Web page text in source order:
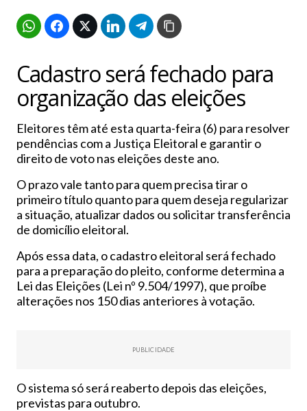
Cadastro será fechado para
organização das eleições
Eleitores têm até esta quarta-feira (6) para resolver
pendências com a Justiça Eleitoral e garantir o
direito de voto nas eleições deste ano.
O prazo vale tanto para quem precisa tirar o
primeiro título quanto para quem deseja regularizar
a situação, atualizar dados ou solicitar transferência
de domicílio eleitoral.
Após essa data, o cadastro eleitoral será fechado
para a preparação do pleito, conforme determina a
Lei das Eleições (Lei nº 9.504/1997), que proíbe
alterações nos 150 dias anteriores à votação.
PUBLICIDADE
O sistema só será reaberto depois das eleições,
previstas para outubro.